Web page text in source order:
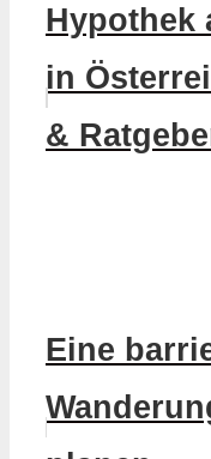
Hypothek
in
&
Eine